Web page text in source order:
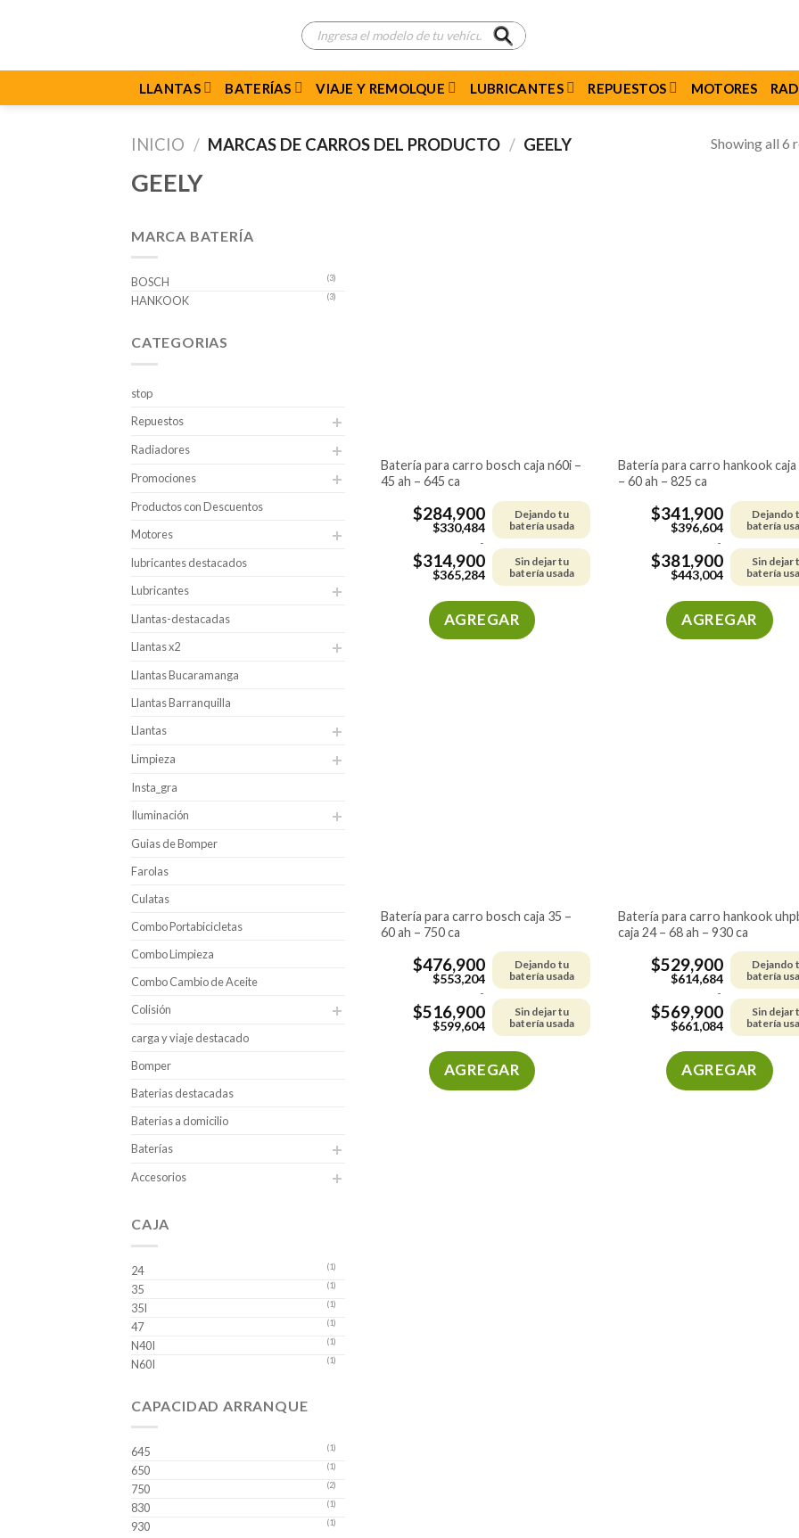
Búsqueda
de
productos
LLANTAS BATERÍAS VIAJE Y REMOLQUE LUBRICANTES REPUESTOS MOTORES
INICIO / MARCAS DE CARROS DEL PRODUCTO / GEELY Showing all 6
GEELY
MARCA BATERÍA
BOSCH (3)
HANKOOK (3)
CATEGORIAS
stop
Repuestos
Radiadores
Promociones
Productos con Descuentos
Motores
lubricantes destacados
Lubricantes
Llantas-destacadas
Llantas x2
Llantas Bucaramanga
Llantas Barranquilla
Llantas
Limpieza
Insta_gra
Iluminación
Guias de Bomper
Farolas
Culatas
Combo Portabicicletas
Combo Limpieza
Combo Cambio de Aceite
Colisión
carga y viaje destacado
Bomper
Baterias destacadas
Baterias a domicilio
Baterías
Accesorios
CAJA
24 (1)
35 (1)
35I (1)
47 (1)
N40I (1)
N60I (1)
CAPACIDAD ARRANQUE
645 (1)
650 (1)
750 (2)
830 (1)
930 (1)
batería para carro bosch caja n60i –
45 ah – 645 ca
$284,900
$330,484
Dejando tu
batería usada
-
$314,900
$365,284
Sin dejar tu
batería usada
AGREGAR
de
batería para carro hankook caja 35
– 60 ah – 825 ca
$341,900
$396,604
Dejando
batería
-
$381,900
$443,004
Sin dejar
batería
AGREGAR
de
producto
batería para carro bosch caja 35 –
60 ah – 750 ca
$476,900
$553,204
Dejando tu
batería usada
-
$516,900
$599,604
Sin dejar tu
batería usada
AGREGAR
batería para carro hankook uhpb
caja 24 – 68 ah – 930 ca
$529,900
$614,684
Dejando
batería
-
$569,900
$661,084
Sin dejar
batería
AGREGAR